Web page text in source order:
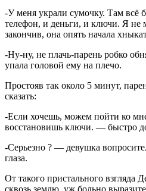
-У меня украли сумочку. Там
телефон, и деньги, и ключи. Я не
закончив, она опять начала
-Ну-ну, не плачь-парень робко
упала головой ему на плечо.
Простояв так около 5 минут,
сказать:
-Если хочешь, можем пойти ко
восстановишь ключи. — быстро
-Серьезно ? — девушка
глаза.
От такого пристального взгляда
сквозь землю, уж больно